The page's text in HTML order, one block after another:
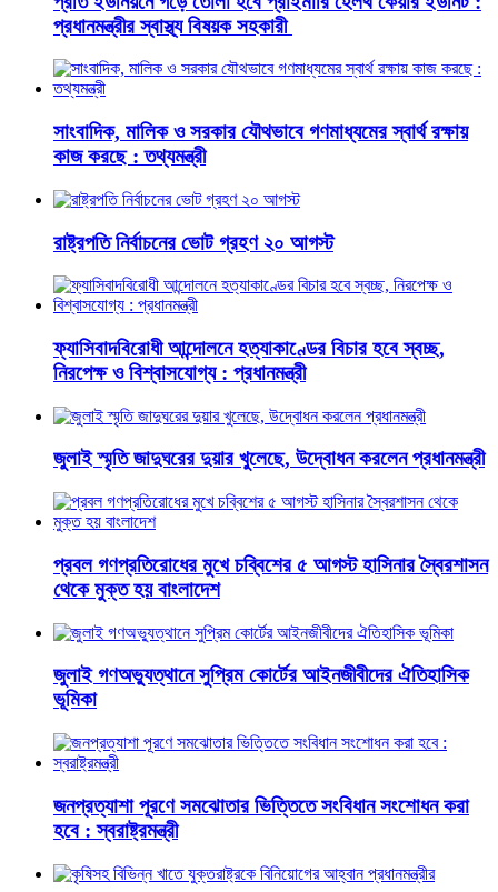
প্রধানমন্ত্রীর স্বাস্থ্য বিষয়ক সহকারী
সাংবাদিক, মালিক ও সরকার যৌথভাবে গণমাধ্যমের স্বার্থ রক্ষায়
কাজ করছে : তথ্যমন্ত্রী
রাষ্ট্রপতি নির্বাচনের ভোট গ্রহণ ২০ আগস্ট
ফ্যাসিবাদবিরোধী আন্দোলনে হত্যাকাণ্ডের বিচার হবে স্বচ্ছ,
নিরপেক্ষ ও বিশ্বাসযোগ্য : প্রধানমন্ত্রী
জুলাই স্মৃতি জাদুঘরের দুয়ার খুলেছে, উদ্বোধন করলেন প্রধানমন্ত্রী
প্রবল গণপ্রতিরোধের মুখে চব্বিশের ৫ আগস্ট হাসিনার স্বৈরশাসন
থেকে মুক্ত হয় বাংলাদেশ
জুলাই গণঅভ্যুত্থানে সুপ্রিম কোর্টের আইনজীবীদের ঐতিহাসিক
ভূমিকা
জনপ্রত্যাশা পূরণে সমঝোতার ভিত্তিতে সংবিধান সংশোধন করা
হবে : স্বরাষ্ট্রমন্ত্রী